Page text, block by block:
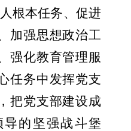
根本任务、促进
加强思想政治工
强化教育管理服
任务中发挥党支
把党支部建设成
的坚强战斗堡